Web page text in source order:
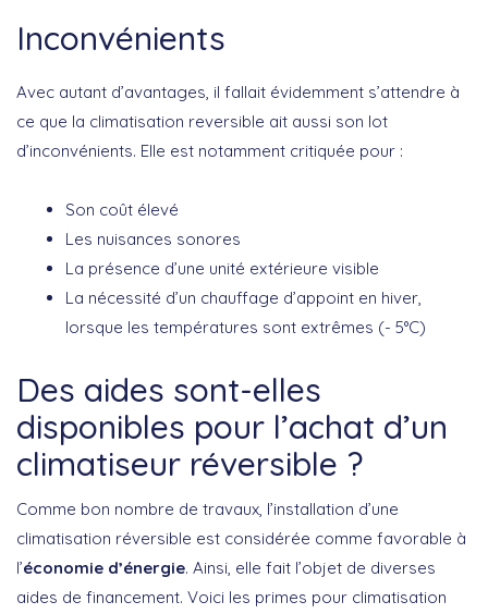
Inconvénients
Avec autant d’avantages, il fallait évidemment s’attendre à
ce que la climatisation reversible ait aussi son lot
d’inconvénients. Elle est notamment critiquée pour :
Son coût élevé
Les nuisances sonores
La présence d’une unité extérieure visible
La nécessité d’un chauffage d’appoint en hiver,
lorsque les températures sont extrêmes (- 5°C)
Des aides sont-elles
disponibles pour l’achat d’un
climatiseur réversible ?
Comme bon nombre de travaux, l’installation d’une
climatisation réversible est considérée comme favorable à
l’économie d’énergie. Ainsi, elle fait l’objet de diverses
aides de financement. Voici les primes pour climatisation